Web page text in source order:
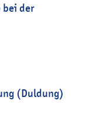
bei der
(Duldung)